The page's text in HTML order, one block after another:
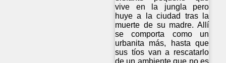
vive en la jungla pero
huye a la ciudad tras la
muerte de su madre. Allí
se comporta como un
urbanita más, hasta que
sus tíos van a rescatarlo
de un ambiente que no es